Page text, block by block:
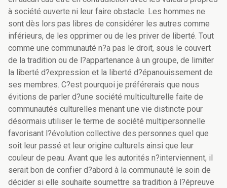
à société ouverte ni leur faire obstacle. Les hommes ne
sont dès lors pas libres de considérer les autres comme
inférieurs, de les opprimer ou de les priver de liberté. Tout
comme une communauté n?a pas le droit, sous le couvert
de la tradition ou de l?appartenance à un groupe, de limiter
la liberté d?expression et la liberté d?épanouissement de
ses membres. C?est pourquoi je préférerais que nous
évitions de parler d?une société multiculturelle faite de
communautés culturelles menant une vie distincte pour
désormais utiliser le terme de société multipersonnelle
favorisant l?évolution collective des personnes quel que
soit leur passé et leur origine culturels ainsi que leur
couleur de peau. Avant que les autorités n?interviennent, il
serait bon de confier d?abord à la communauté le soin de
décider si elle souhaite soumettre sa tradition à l?épreuve